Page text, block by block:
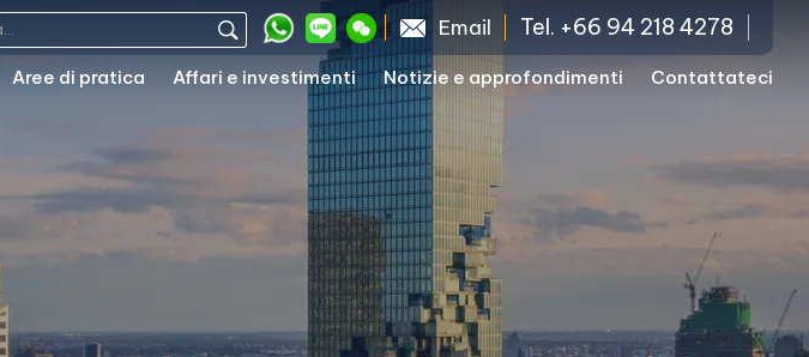
Email Tel. +66 94 218 4278
Aree di pratica Affari e investimenti Notizie e approfondimenti Contattateci